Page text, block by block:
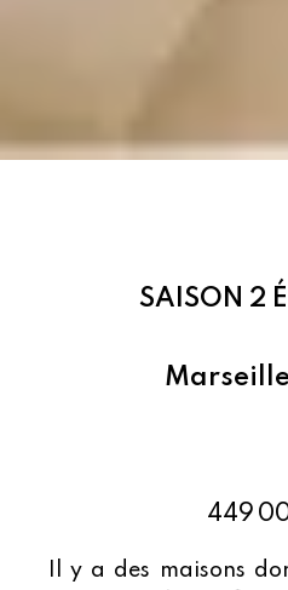
SAISON 2
Marseille
449
Il y a des maisons